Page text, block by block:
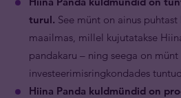
turul. See münt on ainus
maailmas, millel kujutatakse
pandakaru – ning seega on münt
investeerimisringkondades
Hiina Panda kuldmündid on